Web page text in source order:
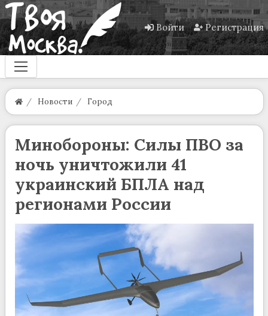
Войти Регистрация
Новости Город
Минобороны: Силы ПВО за
ночь уничтожили 41
украинский БПЛА над
регионами России